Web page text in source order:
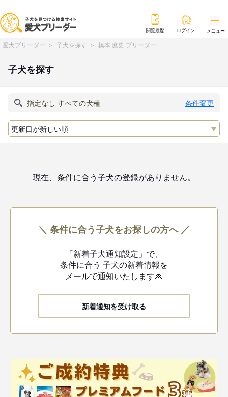
閲覧履歴 ログイン メニュー
愛犬ブリーダー 子犬を探す 橋本 麿史 ブリーダー
子犬を探す
条件変更
現在、条件に合う子犬の登録がありません。
＼ 条件に合う子犬をお探しの方へ ／
「新着子犬通知設定」で、
条件に合う 子犬の新着情報を
メールで通知いたします💌
新着通知を受け取る